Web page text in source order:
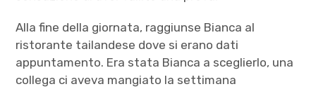
Alla fine della giornata, raggiunse Bianca al
ristorante tailandese dove si erano dati
appuntamento. Era stata Bianca a sceglierlo, una
collega ci aveva mangiato la settimana